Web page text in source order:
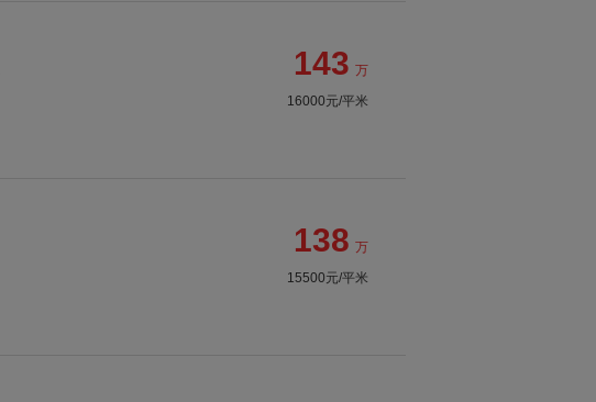
143 万
16000元/平米
138 万
15500元/平米